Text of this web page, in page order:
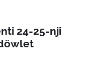
24-25-nji